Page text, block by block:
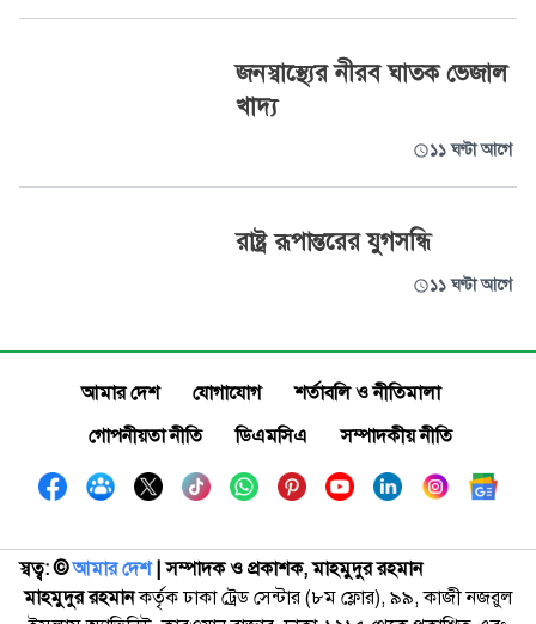
জনস্বাস্থ্যের নীরব ঘাতক ভেজাল
খাদ্য
১১ ঘণ্টা আগে
রাষ্ট্র রূপান্তরের যুগসন্ধি
১১ ঘণ্টা আগে
আমার দেশ যোগাযোগ
শর্তাবলি ও নীতিমালা
গোপনীয়তা নীতি
ডিএমসিএ সম্পাদকীয় নীতি
স্বত্ব: ©️আমার দেশ| সম্পাদক ও প্রকাশক, মাহমুদুর রহমান
মাহমুদুর রহমানকর্তৃক ঢাকা ট্রেড সেন্টার (৮ম ফ্লোর), ৯৯, কাজী নজরুল